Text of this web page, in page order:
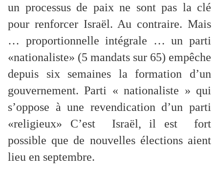
un processus de paix ne sont pas la clé
pour renforcer Israël. Au contraire. Mais
… proportionnelle intégrale … un parti
«nationaliste» (5 mandats sur 65) empêche
depuis six semaines la formation d’un
gouvernement. Parti « nationaliste » qui
s’oppose à une revendication d’un parti
«religieux» C’est Israël, il est fort
possible que de nouvelles élections aient
lieu en septembre.